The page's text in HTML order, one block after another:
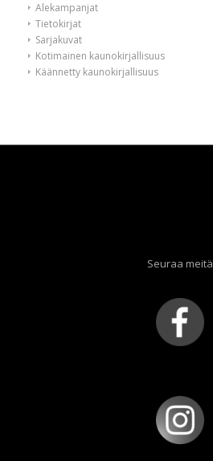
Alekampanjat
Tietokirjat
Sarjakuvat
Kotimainen kaunokirjallisuus
Käännetty kaunokirjallisuus
Seuraa meitä